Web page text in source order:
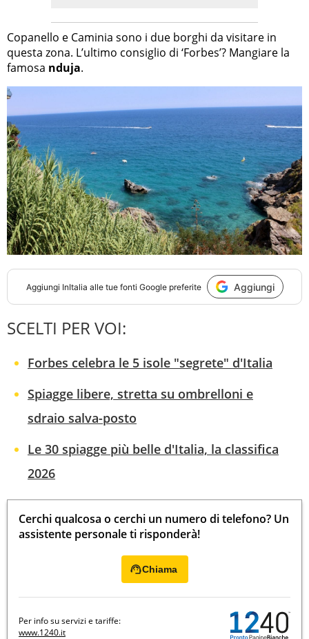
Copanello e Caminia sono i due borghi da visitare in
questa zona. L’ultimo consiglio di ‘Forbes’? Mangiare la
famosa nduja.
Aggiungi InItalia alle tue fonti Google preferite Aggiungi
SCELTI PER VOI:
Forbes celebra le 5 isole "segrete" d'Italia
Spiagge libere, stretta su ombrelloni e
sdraio salva-posto
Le 30 spiagge più belle d'Italia, la classifica
2026
Cerchi qualcosa o cerchi un numero di telefono? Un
assistente personale ti risponderà!
Chiama
Per info su servizi e tariffe:
www.1240.it